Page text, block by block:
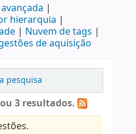
hierarquia
Nuvem de tags
de aquisição
pesquisa
3 resultados.